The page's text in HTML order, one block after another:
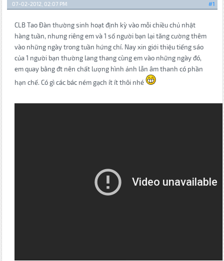
#1
07-02-2012, 02:07 PM
CLB Tao Đàn thường sinh hoạt định kỳ vào mỗi chiều chủ nhật
hàng tuần, nhưng riêng em và 1 số người bạn lại tăng cường thêm
vào những ngày trong tuần hứng chí. Nay xin giới thiệu tiếng sáo
của 1 người bạn thường lang thang cùng em vào những ngày đó,
em quay bằng đt nên chất lượng hình ảnh lẫn âm thanh có phần
hạn chế. Có gì các bác ném gạch ít ít thôi nhé